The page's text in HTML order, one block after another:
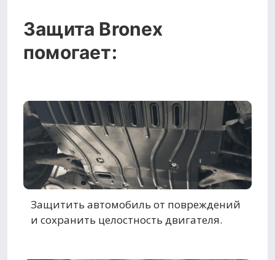
Защита Bronex
помогает:
Защитить автомобиль от повреждений
и сохранить целостность двигателя.